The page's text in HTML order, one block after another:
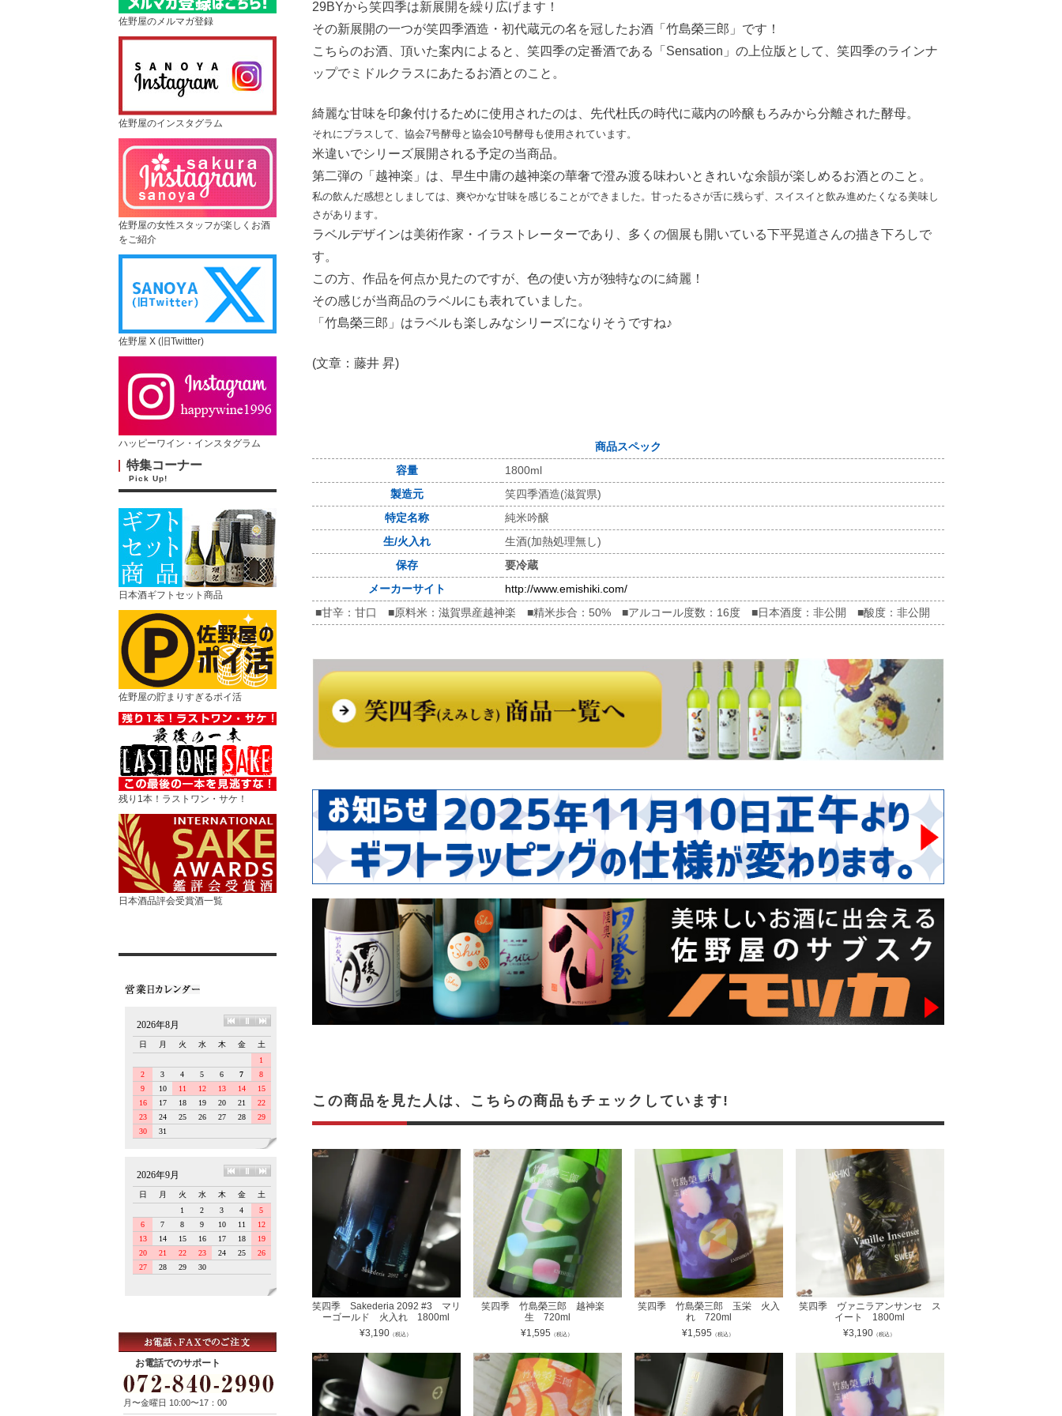
佐野屋のメルマガ登録
佐野屋のインスタグラム
佐野屋の女性スタッフが楽しくお酒
をご紹介
佐野屋 X (旧Twittter)
ハッピーワイン・インスタグラム
特集コーナー
Pick Up!
日本酒ギフトセット商品
佐野屋の貯まりすぎるポイ活
残り1本！ラストワン・サケ！
日本酒品評会受賞酒一覧
お電話でのサポート
月〜金曜日 10:00〜17：00
29BYから笑四季は新展開を繰り広げます！
その新展開の一つが笑四季酒造・初代蔵元の名を冠したお酒「竹島榮三郎」です！
こちらのお酒、頂いた案内によると、笑四季の定番酒である「Sensation」の上位版として、笑四季のラインナ
ップでミドルクラスにあたるお酒とのこと。
綺麗な甘味を印象付けるために使用されたのは、先代杜氏の時代に蔵内の吟醸もろみから分離された酵母。
それにプラスして、協会7号酵母と協会10号酵母も使用されています。
米違いでシリーズ展開される予定の当商品。
第二弾の「越神楽」は、早生中庸の越神楽の華奢で澄み渡る味わいときれいな余韻が楽しめるお酒とのこと。
私の飲んだ感想としましては、爽やかな甘味を感じることができました。甘ったるさが舌に残らず、スイスイと飲み進めたくなる美味し
さがあります。
ラベルデザインは美術作家・イラストレーターであり、多くの個展も開いている下平晃道さんの描き下ろしで
す。
この方、作品を何点か見たのですが、色の使い方が独特なのに綺麗！
その感じが当商品のラベルにも表れていました。
「竹島榮三郎」はラベルも楽しみなシリーズになりそうですね♪
(文章：藤井 昇)
商品スペック
容量
1800ml
製造元
笑四季酒造(滋賀県)
特定名称
純米吟醸
生/火入れ
生酒(加熱処理無し)
保存
要冷蔵
メーカーサイト
http://www.emishiki.com/
■甘辛：甘口 ■原料米：滋賀県産越神楽 ■精米歩合：50% ■アルコール度数：16度 ■日本酒度：非公開 ■酸度：非公開
この商品を見た人は、こちらの商品もチェックしています!
笑四季 Sakederia 2092 #3 マリ
ーゴールド 火入れ 1800ml
¥3,190（税込）
笑四季 竹島榮三郎 越神楽
生 720ml
¥1,595 （税込）
笑四季 竹島榮三郎 玉栄 火入
れ 720ml
¥1,595 （税込）
笑四季 ヴァニラアンサンセ ス
イート 1800ml
¥3,190（税込）